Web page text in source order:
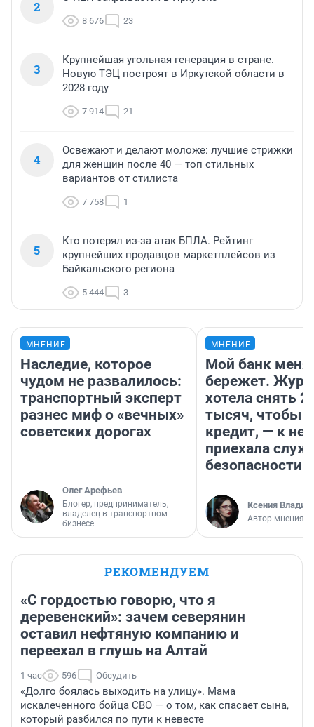
2
8 676 23
3
Крупнейшая угольная генерация в стране.
Новую ТЭЦ построят в Иркутской области в
2028 году
7 914 21
4
Освежают и делают моложе: лучшие стрижки
для женщин после 40 — топ стильных
вариантов от стилиста
7 758 1
5
Кто потерял из-за атак БПЛА. Рейтинг
крупнейших продавцов маркетплейсов из
Байкальского региона
5 444 3
МНЕНИЕ
Наследие, которое
чудом не развалилось:
транспортный эксперт
разнес миф о «вечных»
советских дорогах
Олег Арефьев
Блогер, предприниматель,
владелец в транспортном
бизнесе
МНЕНИЕ
Мой банк меня
бережет.
хотела снять
тысяч, чтобы
кредит, — к
приехала
безопасности
Ксения
Автор мнения
РЕКОМЕНДУЕМ
«С гордостью говорю, что я
деревенский»: зачем северянин
оставил нефтяную компанию и
переехал в глушь на Алтай
1 час 596 Обсудить
«Долго боялась выходить на улицу». Мама
искалеченного бойца СВО — о том, как спасает сына,
который разбился по пути к невесте